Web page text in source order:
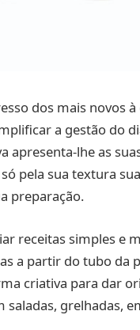
dos mais novos
a gestão do
apresenta-lhe as
pela sua textura
preparação.
receitas simples e
a partir do tubo da
criativa para dar
grelhadas,